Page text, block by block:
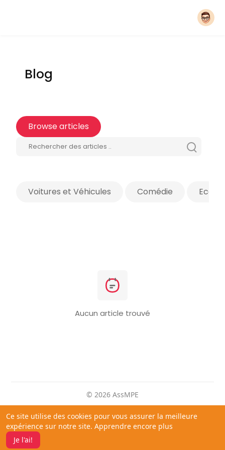
Ce site utilise des cookies pour vous assurer la meilleure
expérience sur notre site. Apprendre encore plus
Je l'ai!
Blog
Browse articles
Voitures et Véhicules Comédie
Aucun article trouvé
© 2026 AssMPE
politique de confidentialité
Conditions d'utilisation
Demande à être remboursé
Blog
Développeurs